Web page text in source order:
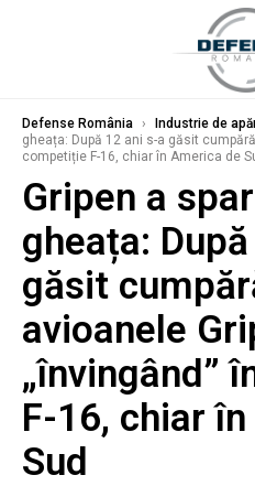
Defense România › Industrie de
gheața: După 12 ani s-a găsit
competiție F-16, chiar în America de
Gripen a
gheața:
găsit
avioanele
„învingând”
F-16, chiar
Sud